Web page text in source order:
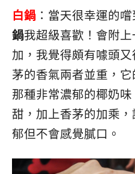
白鍋 ：當天很幸運的
鍋我超級喜歡！會附
加，我覺得頗有噱頭
茅的香氣兩者並重，
那種非常濃郁的椰奶
甜，加上香茅的加乘
郁但不會感覺膩口。